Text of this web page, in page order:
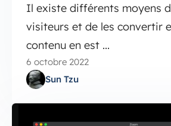
Il existe différents moyens
visiteurs et de les convertir
contenu en est ...
6 octobre 2022
Sun Tzu